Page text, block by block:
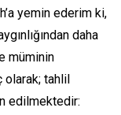
yemin ederim ki,
daha
müminin
olarak; tahlil
edilmektedir: